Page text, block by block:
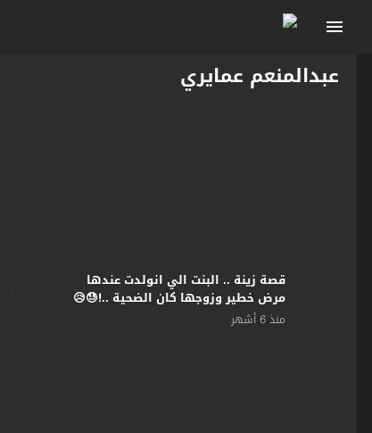
عبدالمنعم عمايري
قصة زينة .. البنت الي انولدت عندها
مرض خطير وزوجها كان الضحية ..!😓😥
– صرخة روح
منذ 6 أشهر